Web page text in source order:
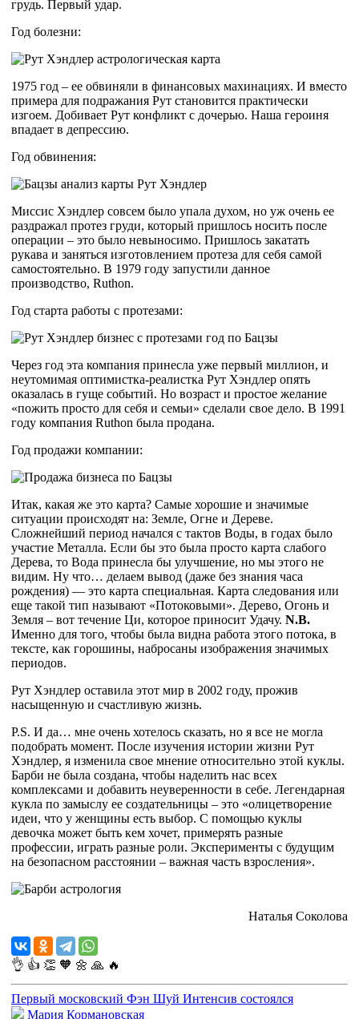
грудь. Первый удар.
Год болезни:
1975 год – ее обвиняли в финансовых махинациях. И вместо
примера для подражания Рут становится практически
изгоем. Добивает Рут конфликт с дочерью. Наша героиня
впадает в депрессию.
Год обвинения:
Миссис Хэндлер совсем было упала духом, но уж очень ее
раздражал протез груди, который пришлось носить после
операции – это было невыносимо. Пришлось закатать
рукава и заняться изготовлением протеза для себя самой
самостоятельно. В 1979 году запустили данное
производство, Ruthon.
Год старта работы с протезами:
Через год эта компания принесла уже первый миллион, и
неутомимая оптимистка-реалистка Рут Хэндлер опять
оказалась в гуще событий. Но возраст и простое желание
«пожить просто для себя и семьи» сделали свое дело. В 1991
году компания Ruthon была продана.
Год продажи компании:
Итак, какая же это карта? Самые хорошие и значимые
ситуации происходят на: Земле, Огне и Дереве.
Сложнейший период начался с тактов Воды, в годах было
участие Металла. Если бы это была просто карта слабого
Дерева, то Вода принесла бы улучшение, но мы этого не
видим. Ну что… делаем вывод (даже без знания часа
рождения) — это карта специальная. Карта следования или
еще такой тип называют «Потоковыми». Дерево, Огонь и
Земля – вот течение Ци, которое приносит Удачу. N.B.
Именно для того, чтобы была видна работа этого потока, в
тексте, как горошины, набросаны изображения значимых
периодов.
Рут Хэндлер оставила этот мир в 2002 году, прожив
насыщенную и счастливую жизнь.
P.S. И да… мне очень хотелось сказать, но я все не могла
подобрать момент. После изучения истории жизни Рут
Хэндлер, я изменила свое мнение относительно этой куклы.
Барби не была создана, чтобы наделить нас всех
комплексами и добавить неуверенности в себе. Легендарная
кукла по замыслу ее создательницы – это «олицетворение
идеи, что у женщины есть выбор. С помощью куклы
девочка может быть кем хочет, примерять разные
профессии, играть разные роли. Эксперименты с будущим
на безопасном расстоянии – важная часть взросления».
Наталья Соколова
👌 👍 👏 🧡 🌼 🙏 🔥
Первый московский Фэн Шуй Интенсив состоялся
Мария Кормановская